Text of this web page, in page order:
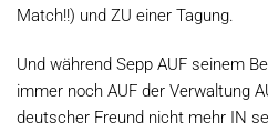
Match!!) und ZU einer Tagung.
Und während Sepp AUF seinem
immer noch AUF der Verwaltung
deutscher Freund nicht mehr IN